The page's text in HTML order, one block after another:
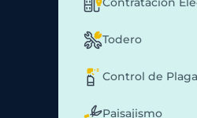
Todero
Control de
Paisajismo